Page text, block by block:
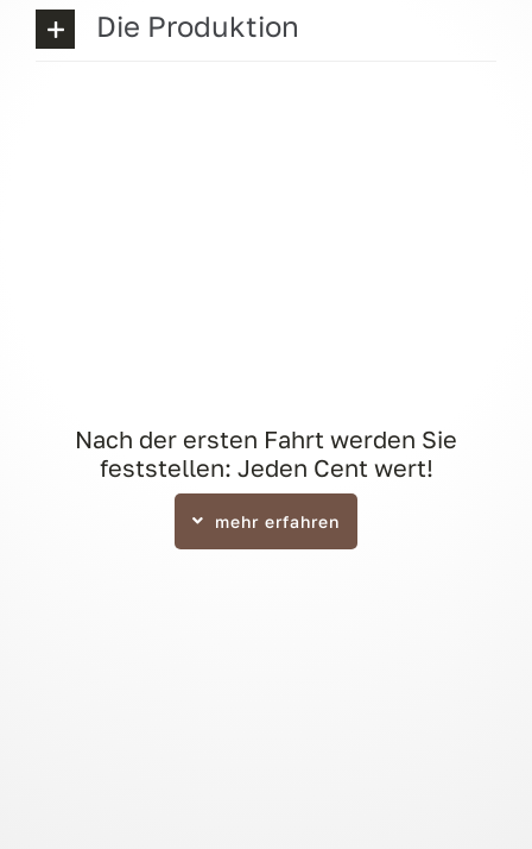
Die Produktion
Nach der ersten Fahrt werden Sie
feststellen: Jeden Cent wert!
mehr erfahren